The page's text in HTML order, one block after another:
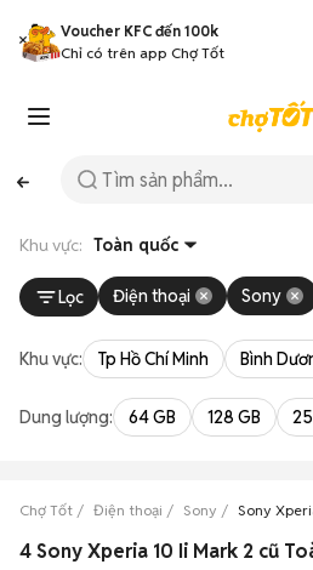
Voucher KFC đến 100k
Chỉ có trên app Chợ Tốt
Khu vực: Toàn quốc
Lọc Điện thoại Sony
Khu vực: Tp Hồ Chí Minh Bình
Dung lượng: 64 GB 128 GB
Chợ Tốt Điện thoại Sony Sony
4 Sony Xperia 10 Ii Mark 2 cũ